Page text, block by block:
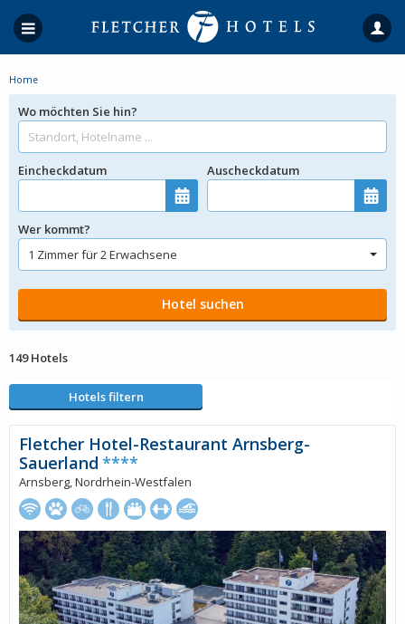
Home
Wo möchten Sie hin?
Eincheckdatum Auscheckdatum
Wer kommt?
149 Hotels
Hotels filtern
Fletcher Hotel-Restaurant Arnsberg-
Sauerland ****
Arnsberg, Nordrhein-Westfalen